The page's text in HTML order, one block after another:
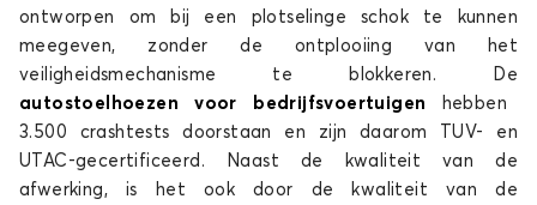
ontworpen om bij een plotselinge schok te kunnen
meegeven, zonder de ontplooiing van het
veiligheidsmechanisme te blokkeren. De
autostoelhoezen voor bedrijfsvoertuigen hebben
3.500 crashtests doorstaan en zijn daarom TUV- en
UTAC-gecertificeerd. Naast de kwaliteit van de
afwerking, is het ook door de kwaliteit van de